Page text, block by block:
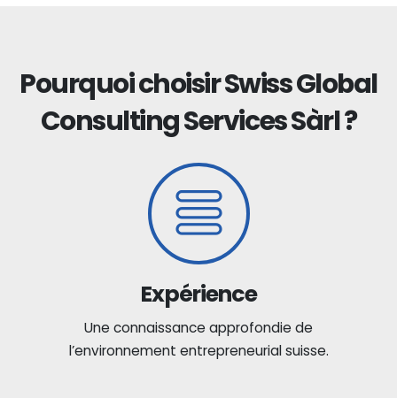
Pourquoi choisir Swiss Global
Consulting Services Sàrl ?
Expérience
Une connaissance approfondie de
l’environnement entrepreneurial suisse.